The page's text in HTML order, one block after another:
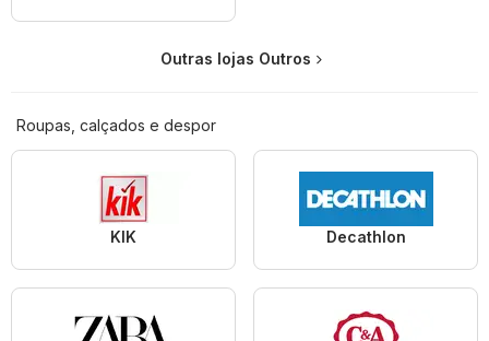
Outras lojas Outros
Roupas, calçados e despor
KIK Decathlon